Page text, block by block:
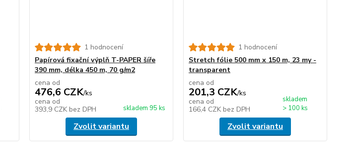
1 hodnocení
Papírová fixační výplň T-PAPER šíře
390 mm, délka 450 m, 70 g/m2
cena od
476,6 CZK/ks
cena od
393,9 CZK bez DPH skladem 95 ks
Zvolit variantu
1 hodnocení
Stretch fólie 500 mm x 150 m, 23 my -
transparent
cena od
201,3 CZK/ks
cena od
166,4 CZK bez DPH
skladem
> 100 ks
Zvolit variantu